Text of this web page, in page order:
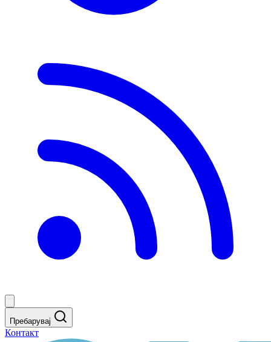
Пребарувај
Контакт